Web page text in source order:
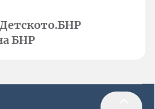
Детското.БНР
БНР